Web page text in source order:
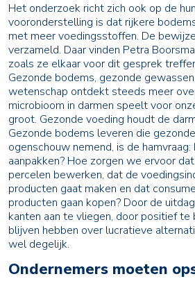
Het onderzoek richt zich ook op de
vooronderstelling is dat rijkere
met meer voedingsstoffen. De
verzameld. Daar vinden Petra
zoals ze elkaar voor dit gesprek
Gezonde bodems, gezonde
wetenschap ontdekt steeds meer
microbioom in darmen speelt voor
groot. Gezonde voeding houdt de
Gezonde bodems leveren die
ogenschouw nemend, is de
aanpakken? Hoe zorgen we ervoor
percelen bewerken, dat de
producten gaat maken en dat
producten gaan kopen? Door de
kanten aan te vliegen, door positief te
blijven hebben over lucratieve
wel degelijk.
Ondernemers moeten